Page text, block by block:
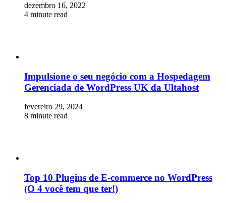
dezembro 16, 2022
4 minute read
Impulsione o seu negócio com a Hospedagem
Gerenciada de WordPress UK da Ultahost
fevereiro 29, 2024
8 minute read
Top 10 Plugins de E-commerce no WordPress
(O 4 você tem que ter!)